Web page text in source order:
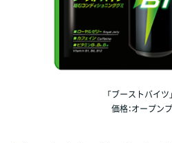
「ブーストバイツ
価格：オープン